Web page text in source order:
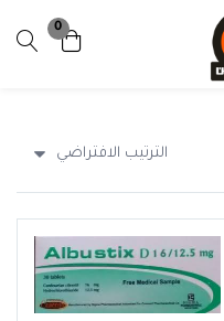
0
تسجيل
نسيت كلمة المرور ؟
الترتيب الافتراضي